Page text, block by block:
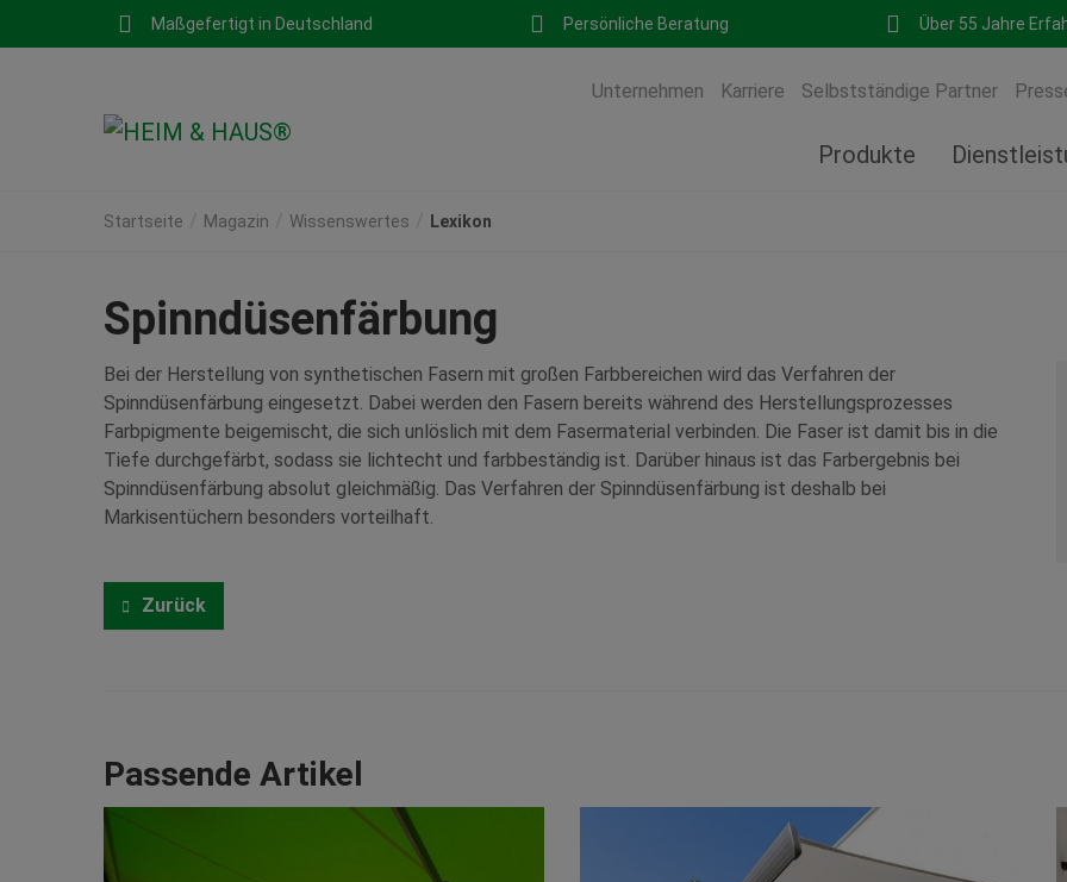
Maßgefertigt in Deutschland Persönliche Beratung Über 55 Jahre
Unternehmen Karriere Selbstständige Partner
Produkte
Startseite Magazin Wissenswertes Lexikon
Spinndüsenfärbung
Bei der Herstellung von synthetischen Fasern mit großen Farbbereichen wird das Verfahren der
Spinndüsenfärbung eingesetzt. Dabei werden den Fasern bereits während des Herstellungsprozesses
Farbpigmente beigemischt, die sich unlöslich mit dem Fasermaterial verbinden. Die Faser ist damit bis in die
Tiefe durchgefärbt, sodass sie lichtecht und farbbeständig ist. Darüber hinaus ist das Farbergebnis bei
Spinndüsenfärbung absolut gleichmäßig. Das Verfahren der Spinndüsenfärbung ist deshalb bei
Markisentüchern besonders vorteilhaft.
Zurück
Passende Artikel